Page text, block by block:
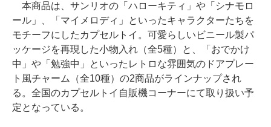
本商品は、サンリオの「ハローキティ」や「シナモロ
ール」、「マイメロディ」といったキャラクターたちを
モチーフにしたカプセルトイ。可愛らしいビニール製パ
ッケージを再現した小物入れ（全5種）と、「おでかけ
中」や「勉強中」といったレトロな雰囲気のドアプレー
ト風チャーム（全10種）の2商品がラインナップされ
る。全国のカプセルトイ自販機コーナーにて取り扱い予
定となっている。